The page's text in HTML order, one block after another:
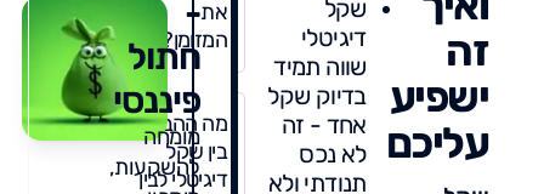
זה
ישפיע
עליכם
שקל
דיגיטלי
שווה תמיד
בדיוק שקל
אחד - זה
לא נכס
תנודתי ולא
את
המזומן?
מה ההבדל
בין שקל
דיגיטלי לבין
-
חתול
פיננסי
מומחה
להשקעות,